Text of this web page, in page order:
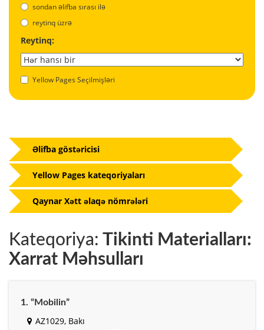
sondan əlifba sırası ilə
reytinq üzrə
Reytinq:
Yellow Pages Seçilmişləri
Kateqoriya: Tikinti Materialları:
Xarrat Məhsulları
1. “Mobilin”
AZ1029, Bakı
Əlifba göstəricisi
Yellow Pages kateqoriyaları
Qaynar Xətt əlaqə nömrələri